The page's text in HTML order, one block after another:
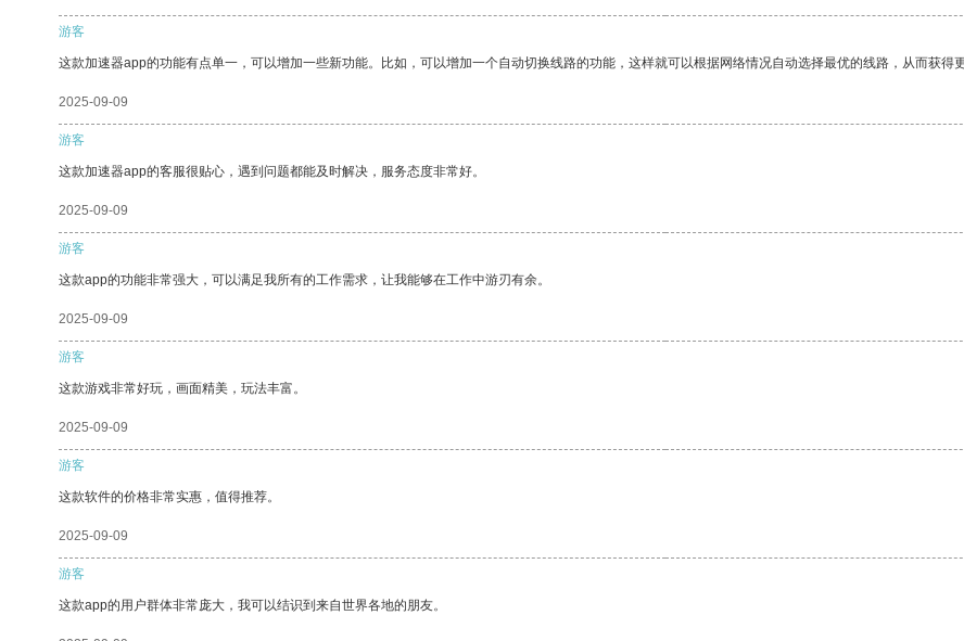
游客
这款加速器app的功能有点单一，可以增加一些新功能。比如，可以增加一个自动切换线路的功能，这样就可以根据网络情况自动选择最优的线路，从而获得
2025-09-09
游客
这款加速器app的客服很贴心，遇到问题都能及时解决，服务态度非常好。
2025-09-09
游客
这款app的功能非常强大，可以满足我所有的工作需求，让我能够在工作中游刃有余。
2025-09-09
游客
这款游戏非常好玩，画面精美，玩法丰富。
2025-09-09
游客
这款软件的价格非常实惠，值得推荐。
2025-09-09
游客
这款app的用户群体非常庞大，我可以结识到来自世界各地的朋友。